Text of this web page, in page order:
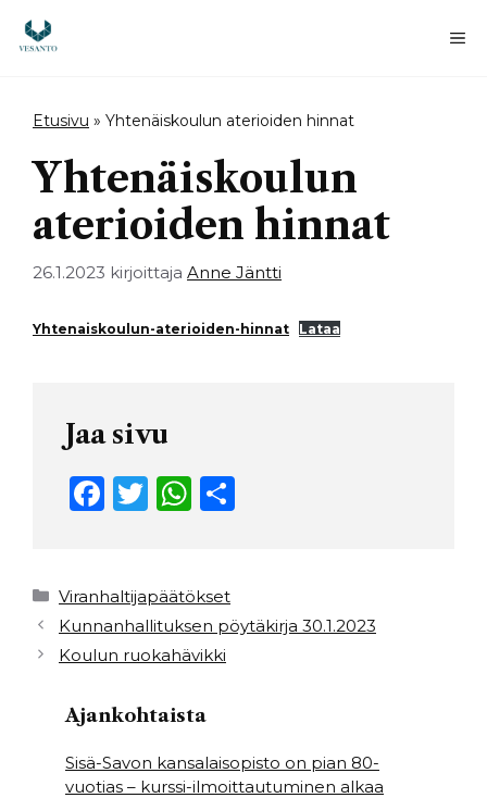
sisältöön
Etusivu » Yhtenäiskoulun aterioiden hinnat
Yhtenäiskoulun
aterioiden hinnat
26.1.2023 kirjoittaja Anne Jäntti
Yhtenaiskoulun-aterioiden-hinnat Lataa
Jaa sivu
F
e
b
o
o
k
T
t
e
r
W
ts
A
p
p
Kategoriat
Viranhaltijapäätökset
Kunnanhallituksen pöytäkirja 30.1.2023
Koulun ruokahävikki
Ajankohtaista
Sisä-Savon kansalaisopisto on pian 80-
vuotias – kurssi-ilmoittautuminen alkaa